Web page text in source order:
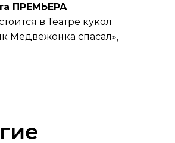
ПРЕМЬЕРА
в Театре кукол
Медвежонка спасал»,